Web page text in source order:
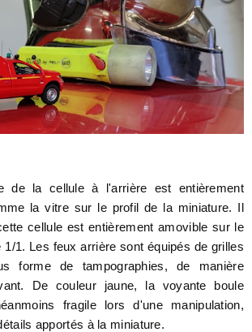
de la cellule à l'arrière est entièrement
la vitre sur le profil de la miniature. Il
cellule est entièrement amovible sur le
1/1. Les feux arrière sont équipés de grilles
forme de tampographies, de manière
De couleur jaune, la voyante boule
fragile lors d'une manipulation,
apportés à la miniature.